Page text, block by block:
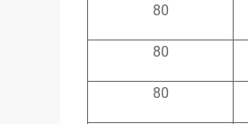
80
80
80